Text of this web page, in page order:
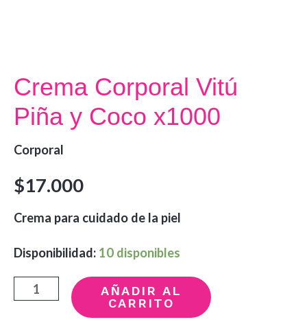
Crema Corporal Vitú
Piña y Coco x1000
Corporal
$17.000
Crema para cuidado de la piel
Disponibilidad: 10 disponibles
Crema
AÑADIR AL
CARRITO